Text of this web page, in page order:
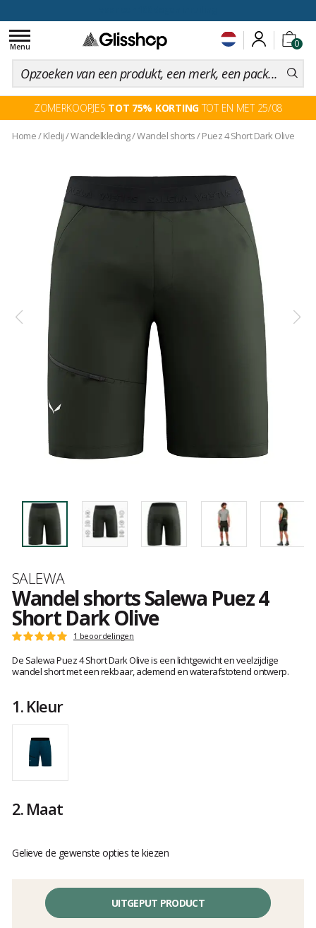
0
Toggle
navigation
Menu
ZOMERKOOPJES TOT 75% KORTINGTOT EN MET 25/08
Home/ Kledij/Wandelkleding/Wandel shorts/Puez 4 Short Dark Olive
Merk
SALEWA
Wandel shorts Salewa Puez 4
Short Dark Olive
Het
van
klanten
Score
:
5
op
1 beoordelingen
De Salewa Puez 4 Short Dark Olive is een lichtgewicht en veelzijdige
wandel short met een rekbaar, ademend en waterafstotend ontwerp.
1.Kleur
2.Maat
Gelieve de gewenste opties te kiezen
UITGEPUT PRODUCT